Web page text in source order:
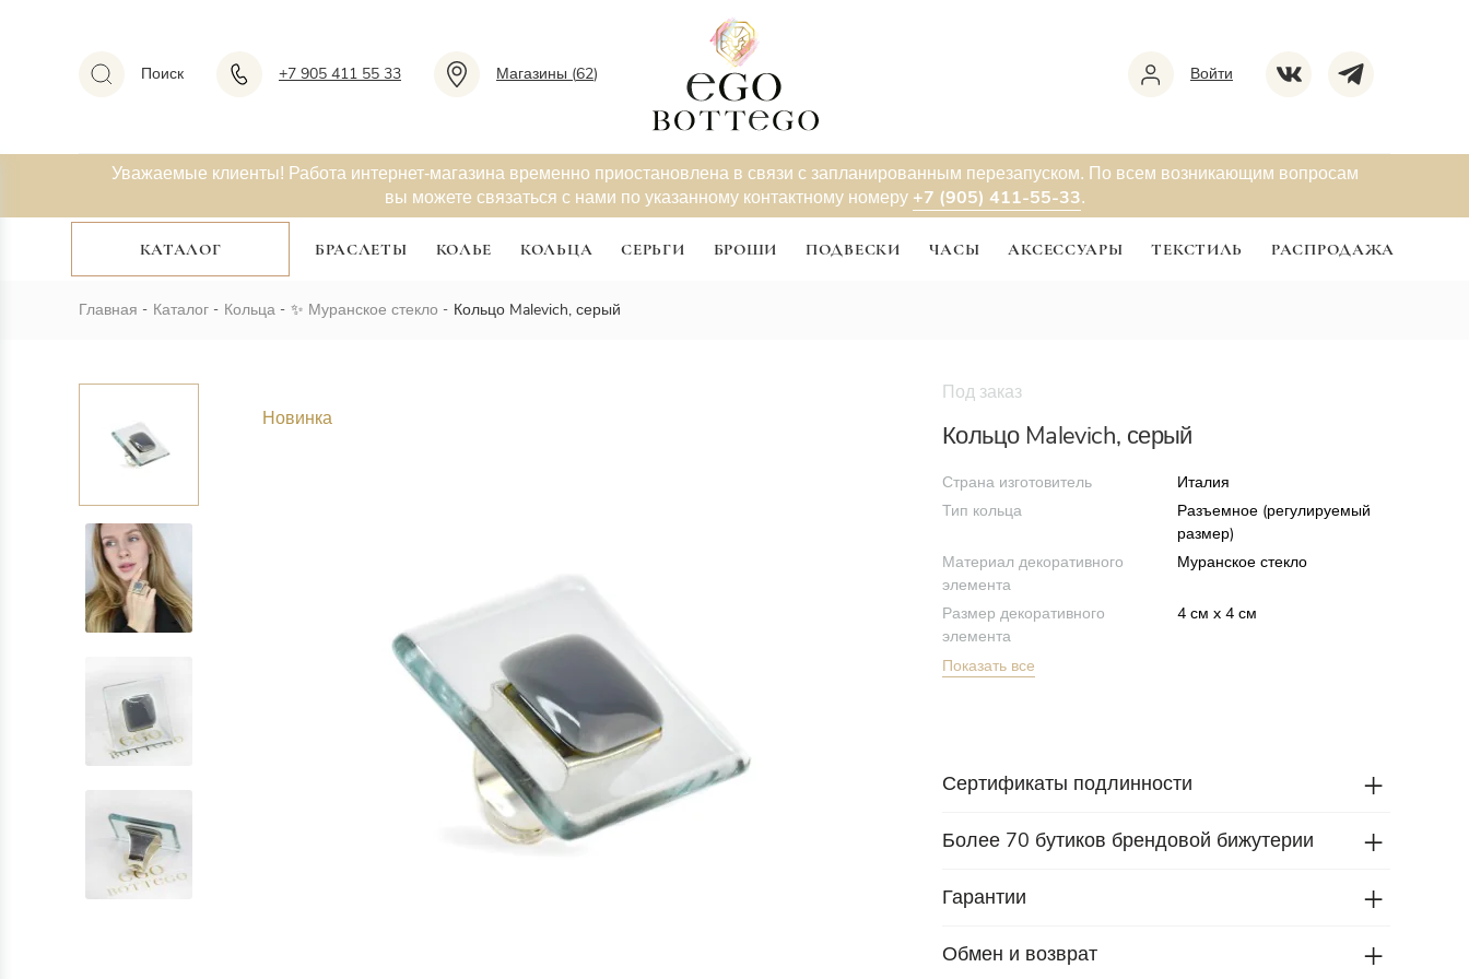
Поиск +7 905 411 55 33 Магазины (62) Войти
Уважаемые клиенты! Работа интернет-магазина временно приостановлена в связи с запланированным перезапуском. По всем возникающим вопросам
вы можете связаться с нами по указанному контактному номеру +7 (905) 411-55-33.
КАТАЛОГ БРАСЛЕТЫ КОЛЬЕ КОЛЬЦА СЕРЬГИ БРОШИ ПОДВЕСКИ ЧАСЫ АКСЕССУАРЫ ТЕКСТИЛЬ РАСПРОДАЖА
Главная Каталог Кольца ✨ Муранское стекло Кольцо Malevich, серый
Новинка
Под заказ
Кольцо Malevich, серый
Страна изготовитель
Италия
Тип кольца
Разъемное (регулируемый
размер)
Материал декоративного
элемента
Муранское стекло
Размер декоративного
элемента
4 см x 4 см
Показать все
Сертификаты подлинности
Более 70 бутиков брендовой бижутерии
Гарантии
Обмен и возврат